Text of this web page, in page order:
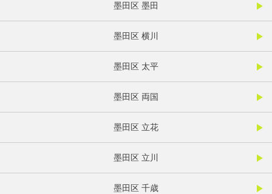
墨田区 墨田
墨田区 横川
墨田区 太平
墨田区 両国
墨田区 立花
墨田区 立川
墨田区 千歳